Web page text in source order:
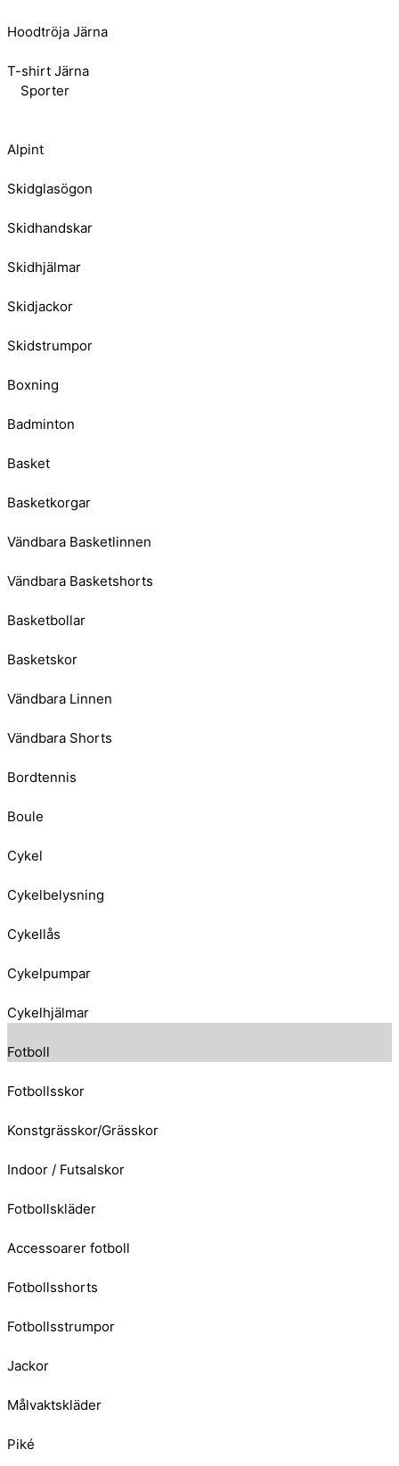
Hoodtröja Järna
T-shirt Järna
Sporter
Alpint
Skidglasögon
Skidhandskar
Skidhjälmar
Skidjackor
Skidstrumpor
Boxning
Badminton
Basket
Basketkorgar
Vändbara Basketlinnen
Vändbara Basketshorts
Basketbollar
Basketskor
Vändbara Linnen
Vändbara Shorts
Bordtennis
Boule
Cykel
Cykelbelysning
Cykellås
Cykelpumpar
Cykelhjälmar
Fotboll
Fotbollsskor
Konstgrässkor/Grässkor
Indoor / Futsalskor
Fotbollskläder
Accessoarer fotboll
Fotbollsshorts
Fotbollsstrumpor
Jackor
Målvaktskläder
Piké